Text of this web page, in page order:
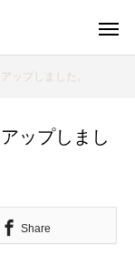
ップしました。
ップしまし
Share